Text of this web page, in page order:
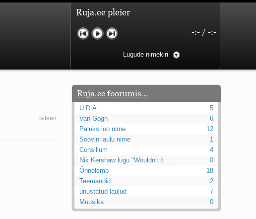
Ruja.ee pleier
-:- / -:-
Lugude nimekiri
Tsiteeri
Ruja.ee foorumis...
U.D.A.
5
Van Gogh
6
Paluks loo nime
12
Soovin laulu nime
1
Consilium
4
Nik Kershaw lugu "Wouldn't It ...
0
Õnnelemb
18
Teemandid
2
unustatud laulud
7
Muusika
0